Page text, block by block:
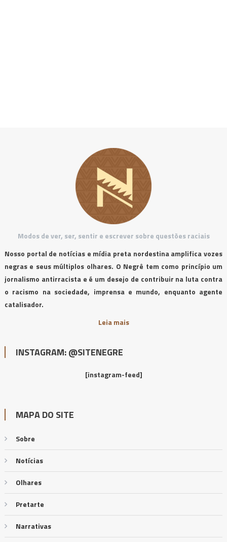
Modos de ver, ser, sentir e escrever sobre questões raciais
Nosso portal de notícias e mídia preta nordestina amplifica vozes
negras e seus múltiplos olhares. O Negrê tem como princípio um
jornalismo antirracista e é um desejo de contribuir na luta contra
o racismo na sociedade, imprensa e mundo, enquanto agente
catalisador.
Leia mais
INSTAGRAM: @SITENEGRE
[instagram-feed]
MAPA DO SITE
Sobre
Notícias
Olhares
Pretarte
Narrativas